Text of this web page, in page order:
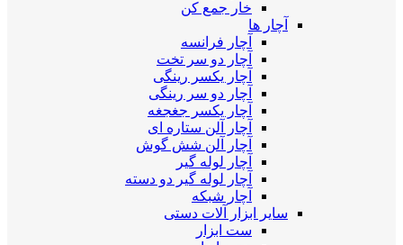
خار جمع کن
آچار ها
آچار فرانسه
آچار دو سر تخت
آچار یکسر رینگی
آچار دو سر رینگی
آچار یکسر جغجغه
آچار آلن ستاره ای
آچار آلن شش گوش
آچار لوله گیر
آچار لوله گیر دو دسته
آچار شبکه
سایر ابزار آلات دستی
ست ابزار